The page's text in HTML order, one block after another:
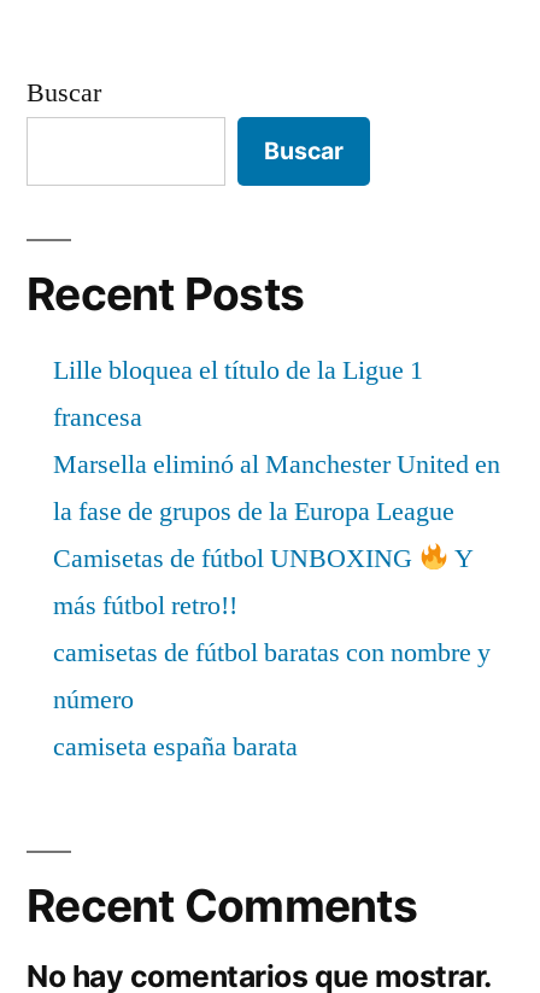
Buscar
Buscar
Recent Posts
Lille bloquea el título de la Ligue 1
francesa
Marsella eliminó al Manchester United en
la fase de grupos de la Europa League
Camisetas de fútbol UNBOXING
Y
más fútbol retro!!
camisetas de fútbol baratas con nombre y
número
camiseta españa barata
Recent Comments
No hay comentarios que mostrar.